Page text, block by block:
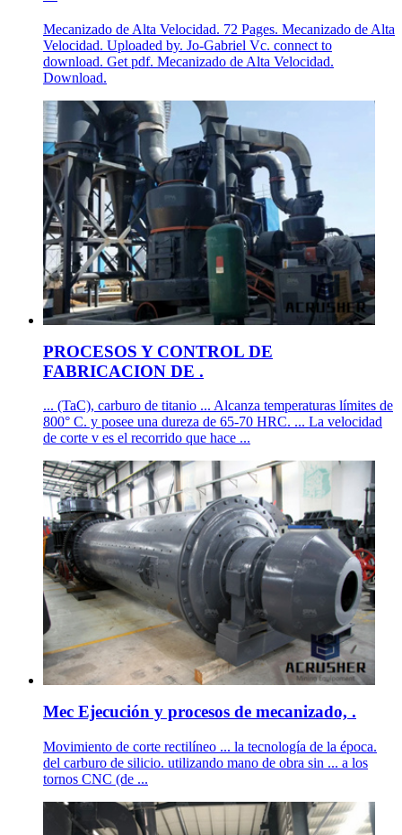
Mecanizado de Alta Velocidad. 72 Pages. Mecanizado de Alta
Velocidad. Uploaded by. Jo-Gabriel Vc. connect to
download. Get pdf. Mecanizado de Alta Velocidad.
Download.
PROCESOS Y CONTROL DE
FABRICACION DE .
... (TaC), carburo de titanio ... Alcanza temperaturas límites de
800° C. y posee una dureza de 65-70 HRC. ... La velocidad
de corte v es el recorrido que hace ...
Mec Ejecución y procesos de mecanizado, .
Movimiento de corte rectilíneo ... la tecnología de la época.
del carburo de silicio. utilizando mano de obra sin ... a los
tornos CNC (de ...